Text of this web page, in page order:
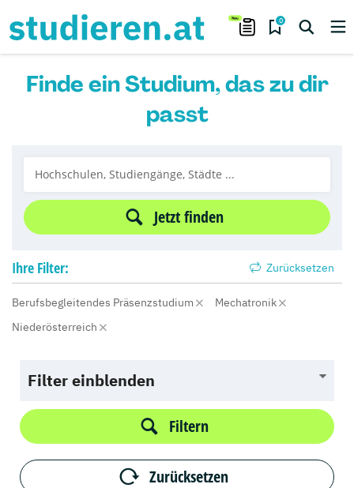
0
Finde ein Studium, das zu dir
passt
Jetzt finden
Ihre Filter: Zurücksetzen
Berufsbegleitendes Präsenzstudium
Mechatronik
Niederösterreich
Filter einblenden
Filtern
Zurücksetzen